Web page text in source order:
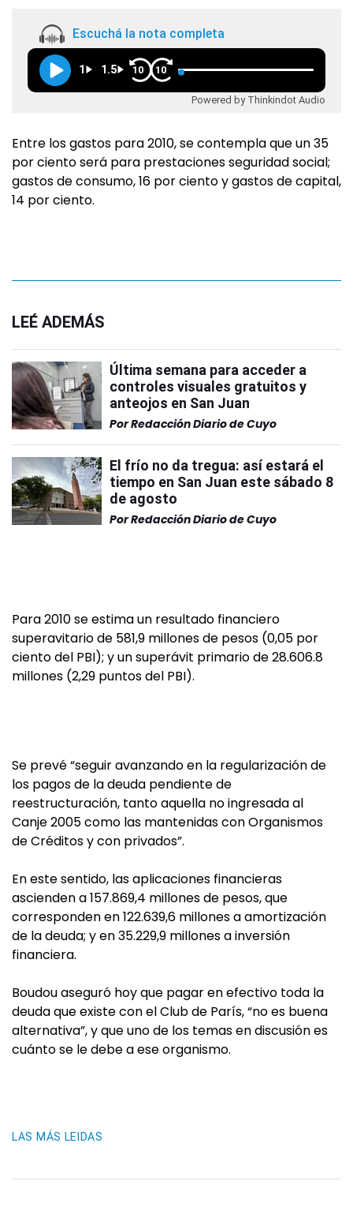
Escuchá la nota completa
1 1.5 10 10
Powered by Thinkindot Audio
Entre los gastos para 2010, se contempla que un 35
por ciento será para prestaciones seguridad social;
gastos de consumo, 16 por ciento y gastos de capital,
14 por ciento.
LEÉ ADEMÁS
Última semana para acceder a
controles visuales gratuitos y
anteojos en San Juan
PorRedacción Diario de Cuyo
El frío no da tregua: así estará el
tiempo en San Juan este sábado 8
de agosto
PorRedacción Diario de Cuyo
Para 2010 se estima un resultado financiero
superavitario de 581,9 millones de pesos (0,05 por
ciento del PBI); y un superávit primario de 28.606.8
millones (2,29 puntos del PBI).
Se prevé “seguir avanzando en la regularización de
los pagos de la deuda pendiente de
reestructuración, tanto aquella no ingresada al
Canje 2005 como las mantenidas con Organismos
de Créditos y con privados”.
En este sentido, las aplicaciones financieras
ascienden a 157.869,4 millones de pesos, que
corresponden en 122.639,6 millones a amortización
de la deuda; y en 35.229,9 millones a inversión
financiera.
Boudou aseguró hoy que pagar en efectivo toda la
deuda que existe con el Club de París, “no es buena
alternativa”, y que uno de los temas en discusión es
cuánto se le debe a ese organismo.
LAS MÁS LEIDAS